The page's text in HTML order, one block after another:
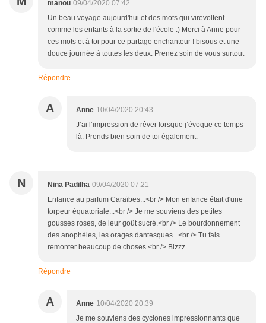
manou 09/04/2020 07:42
Un beau voyage aujourd'hui et des mots qui virevoltent
comme les enfants à la sortie de l'école :) Merci à Anne pour
ces mots et à toi pour ce partage enchanteur ! bisous et une
douce journée à toutes les deux. Prenez soin de vous surtout
Répondre
A Anne 10/04/2020 20:43
J’ai l’impression de rêver lorsque j’évoque ce temps
là. Prends bien soin de toi également.
N Nina Padilha 09/04/2020 07:21
Enfance au parfum Caraïbes...<br /> Mon enfance était d'une
torpeur équatoriale...<br /> Je me souviens des petites
gousses roses, de leur goût sucré.<br /> Le bourdonnement
des anophèles, les orages dantesques...<br /> Tu fais
remonter beaucoup de choses.<br /> Bizzz
Répondre
A Anne 10/04/2020 20:39
Je me souviens des cyclones impressionnants que